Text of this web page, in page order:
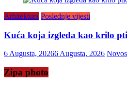
Arhitektura Poslednje vijesti
Kuća koja izgleda kao krilo
6 Augusta, 20266 Augusta, 2026
Zipa photo